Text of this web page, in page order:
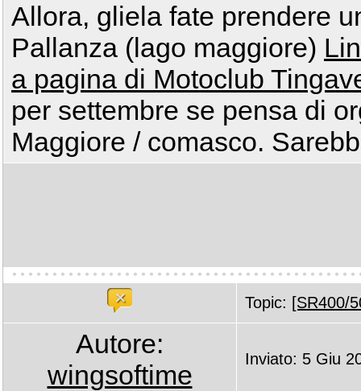
Allora, gliela fate prendere
Pallanza (lago maggiore)
a pagina di Motoclub
per settembre se pensa di
Maggiore / comasco.
Topic: [SR400/
Autore:
wingsoftime
Inviato: 5 Giu